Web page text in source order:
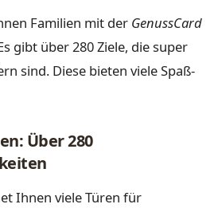
Familien mit der GenussCard
gibt über 280 Ziele, die super
sind. Diese bieten viele Spaß-
Über 280
Ihnen viele Türen für